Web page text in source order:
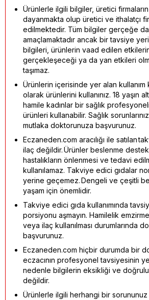
Ürünlerle ilgili bilgiler, üretici
dayanmakta olup üretici ve ithalatçı
edilmektedir. Tüm bilgiler gerçeğe
amaçlamaktadır ancak bir tavsiye
bilgileri, ürünlerin vaad edilen
gerçekleşeceği ya da yan etkileri
taşımaz.
Ürünlerin içerisinde yer alan kullanım
olarak ürünlerini kullanınız. 18 yaşın
hamile kadınlar bir sağlık
ürünleri kullanabilir. Sağlık
mutlaka doktorunuza başvurunuz.
Eczaneden.com aracılığı ile satılan
ilaç değildir. Ürünler beslenme
hastalıkların önlenmesi ve tedavi
kullanılamaz. Takviye edici gıdalar
yerine geçemez. Dengeli ve çeşitli
yaşam için önemlidir.
Takviye edici gıda kullanımında
porsiyonu aşmayın. Hamilelik
veya ilaç kullanılması durumlarında
başvurunuz.
Eczaneden.com hiçbir durumda bir
eczacının profesyonel tavsiyesinin
nedenle bilgilerin eksikliği ve
değildir.
Ürünlerle ilgili herhangi bir